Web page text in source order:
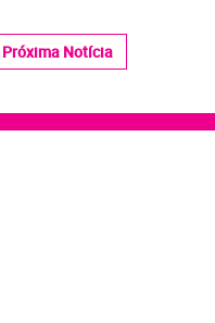
Próxima Notícia